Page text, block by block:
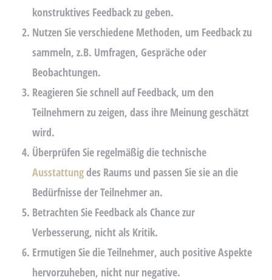
konstruktives Feedback zu geben.
Nutzen Sie verschiedene Methoden, um Feedback zu
sammeln, z.B. Umfragen, Gespräche oder
Beobachtungen.
Reagieren Sie schnell auf Feedback, um den
Teilnehmern zu zeigen, dass ihre Meinung geschätzt
wird.
Überprüfen Sie regelmäßig die technische
Ausstattungdes Raums und passen Sie sie an die
Bedürfnisse der Teilnehmer an.
Betrachten Sie Feedback als Chance zur
Verbesserung, nicht als Kritik.
Ermutigen Sie die Teilnehmer, auch positive Aspekte
hervorzuheben, nicht nur negative.